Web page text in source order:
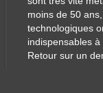
moins de 50
technologiques
indispensables
Retour sur un